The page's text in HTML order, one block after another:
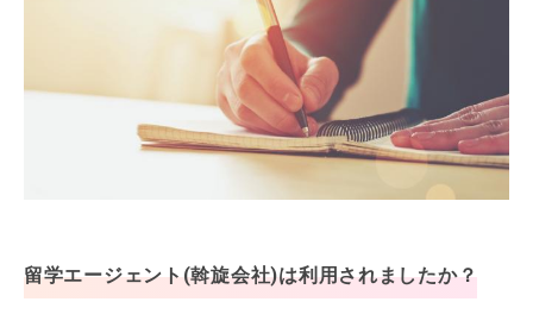
留学エージェント(斡旋会社)は利用されましたか？